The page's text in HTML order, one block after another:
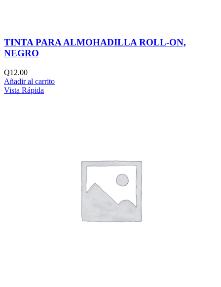
TINTA PARA ALMOHADILLA ROLL-ON,
NEGRO
Q12.00
Añadir al carrito
Vista Rápida